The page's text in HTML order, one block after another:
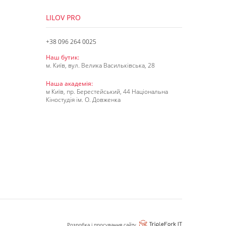
LILOV PRO
+38 096 264 0025
Наш бутик:
м. Київ, вул. Велика Васильківська, 28
Наша академія:
м Київ, пр. Берестейський, 44 Національна
Кіностудія ім. О. Довженка
Розробка і просування сайту